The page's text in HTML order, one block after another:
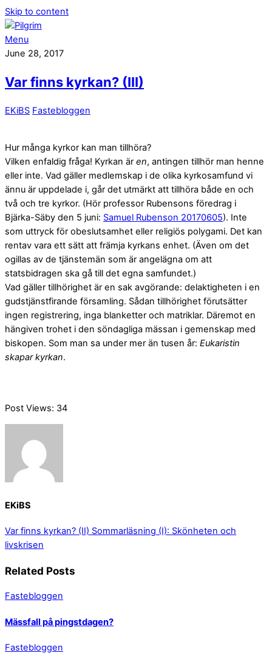
Skip to content
Menu
June 28, 2017
Var finns kyrkan? (III)
EKiBS Fastebloggen
Hur många kyrkor kan man tillhöra?
Vilken enfaldig fråga! Kyrkan är en, antingen tillhör man henne
eller inte. Vad gäller medlemskap i de olika kyrkosamfund vi
ännu är uppdelade i, går det utmärkt att tillhöra både en och
två och tre kyrkor. (Hör professor Rubensons föredrag i
Bjärka-Säby den 5 juni: Samuel Rubenson 20170605). Inte
som uttryck för obeslutsamhet eller religiös polygami. Det kan
rentav vara ett sätt att främja kyrkans enhet. (Även om det
ogillas av de tjänstemän som är angelägna om att
statsbidragen ska gå till det egna samfundet.)
Vad gäller tillhörighet är en sak avgörande: delaktigheten i en
gudstjänstfirande församling. Sådan tillhörighet förutsätter
ingen registrering, inga blanketter och matriklar. Däremot en
hängiven trohet i den söndagliga mässan i gemenskap med
biskopen. Som man sa under mer än tusen år: Eukaristin
skapar kyrkan.
Post Views: 34
EKiBS
Var finns kyrkan? (II) Sommarläsning (I): Skönheten och
livskrisen
Related Posts
Fastebloggen
Mässfall på pingstdagen?
Fastebloggen